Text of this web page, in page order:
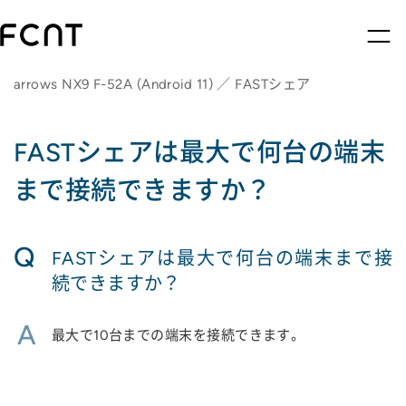
arrows NX9 F-52A (Android 11) ／ FASTシェア
FASTシェアは最大で何台の端末
まで接続できますか？
Q
FASTシェアは最大で何台の端末まで接
続できますか？
A 最大で10台までの端末を接続できます。